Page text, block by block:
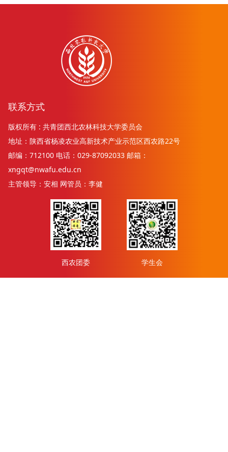
联系方式
版权所有 : 共青团西北农林科技大学委员会
地址：陕西省杨凌农业高新技术产业示范区西农路22号
邮编：712100 电话：029-87092033 邮箱：
xngqt@nwafu.edu.cn
主管领导：安相 网管员：李健
西农团委 学生会